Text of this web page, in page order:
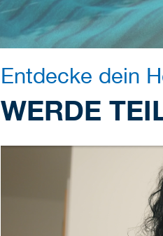
Entdecke dein
WERDE